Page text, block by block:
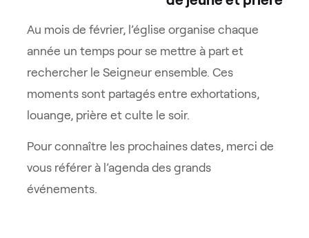
Au mois de février, l’église organise chaque
année un temps pour se mettre à part et
rechercher le Seigneur ensemble. Ces
moments sont partagés entre exhortations,
louange, prière et culte le soir.
Pour connaître les prochaines dates, merci de
vous référer à l’agenda des grands
événements.